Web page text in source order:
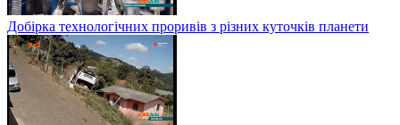
Добірка технологічних проривів з різних куточків планети